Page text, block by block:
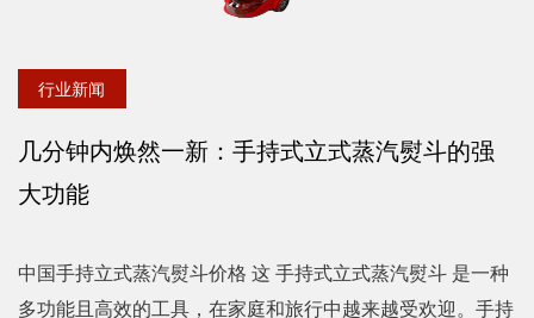
行业新闻
几分钟内焕然一新：手持式立式蒸汽熨斗的强
大功能
中国手持立式蒸汽熨斗价格 这 手持式立式蒸汽熨斗 是一种
多功能且高效的工具，在家庭和旅行中越来越受欢迎。手持